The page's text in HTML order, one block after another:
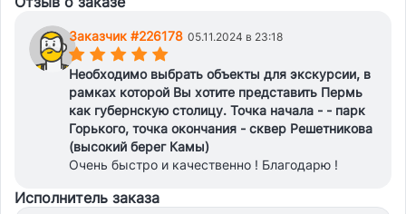
Заказчик #226178 05.11.2024 в 23:18
(*)(*)(*)(*)(*)
Необходимо выбрать объекты для экскурсии, в
рамках которой Вы хотите представить Пермь
как губернскую столицу. Точка начала - - парк
Горького, точка окончания - сквер Решетникова
(высокий берег Камы)
Очень быстро и качественно ! Благодарю !
Исполнитель заказа